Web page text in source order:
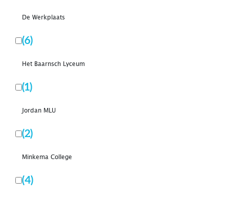
De Werkplaats
(6)
Het Baarnsch Lyceum
(1)
Jordan MLU
(2)
Minkema College
(4)